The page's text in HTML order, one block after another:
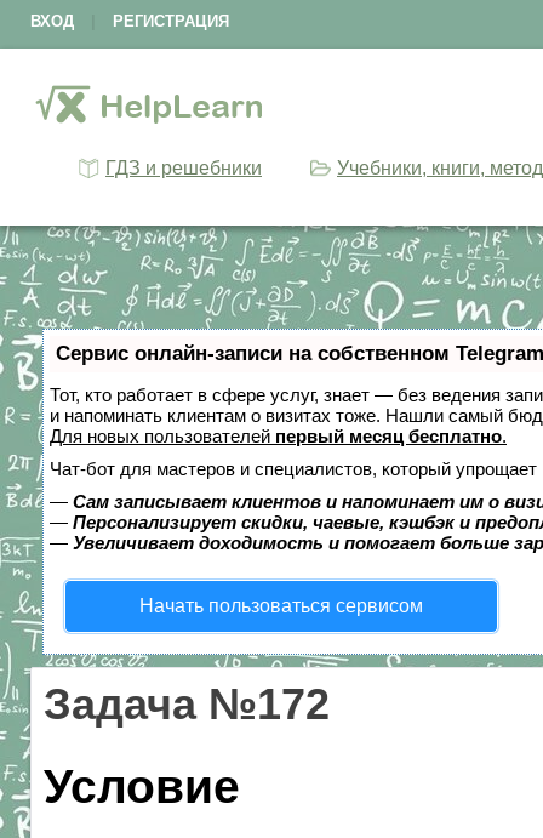
ВХОД РЕГИСТРАЦИЯ
ГДЗ и решебники Учебники, книги,
Сервис онлайн-записи на собственном
Тот, кто работает в сфере услуг, знает — без ведения
и напоминать клиентам о визитах тоже. Нашли самый
Для новых пользователей первый месяц бесплатно.
Чат-бот для мастеров и специалистов, который упрощает
— Сам записывает клиентов и напоминает им о
— Персонализирует скидки, чаевые, кэшбэк и
— Увеличивает доходимость и помогает больше
Начать пользоваться сервисом
Задача №172
Условие